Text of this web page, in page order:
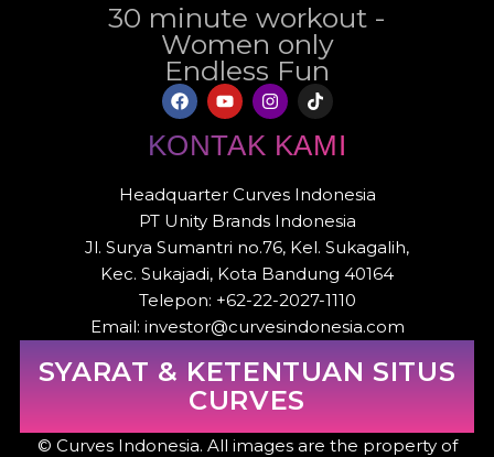
30 minute workout -
Women only
Endless Fun
KONTAK KAMI
Headquarter Curves Indonesia
PT Unity Brands Indonesia
Jl. Surya Sumantri no.76, Kel. Sukagalih,
Kec. Sukajadi, Kota Bandung 40164
Telepon: +62-22-2027-1110
Email: investor@curvesindonesia.com
SYARAT & KETENTUAN SITUS
CURVES
© Curves Indonesia. All images are the property of